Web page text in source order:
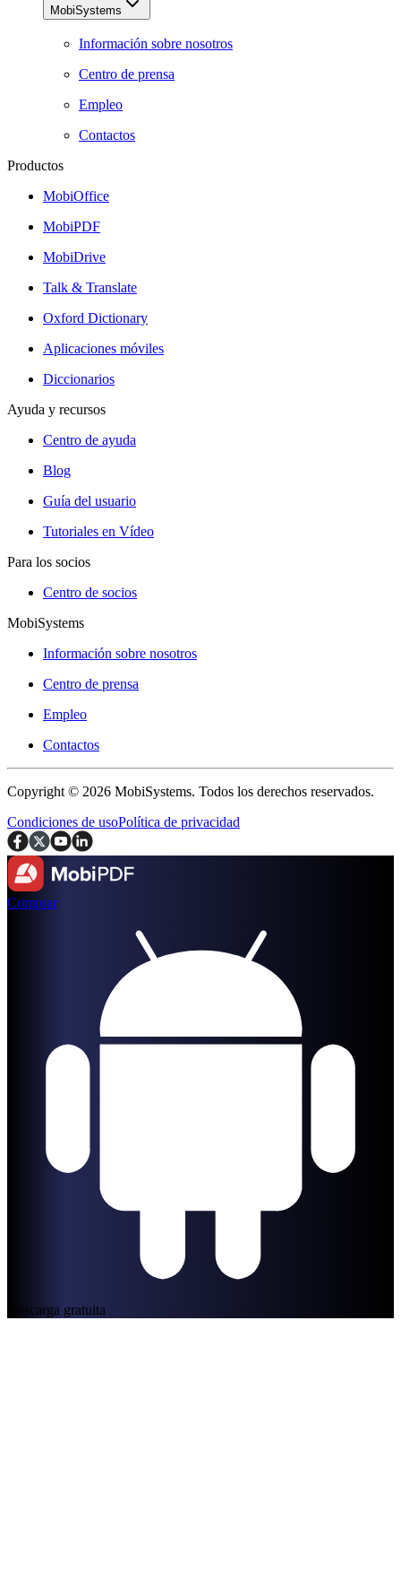
MobiSystems
Información sobre nosotros
Centro de prensa
Empleo
Contactos
Productos
MobiOffice
MobiPDF
MobiDrive
Talk & Translate
Oxford Dictionary
Aplicaciones móviles
Diccionarios
Ayuda y recursos
Centro de ayuda
Blog
Guía del usuario
Tutoriales en Vídeo
Para los socios
Centro de socios
MobiSystems
Información sobre nosotros
Centro de prensa
Empleo
Contactos
Copyright © 2026 MobiSystems. Todos los derechos reservados.
Condiciones de usoPolítica de privacidad
Comprar
Descarga gratuita